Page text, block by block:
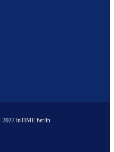
2027 inTIME berlin